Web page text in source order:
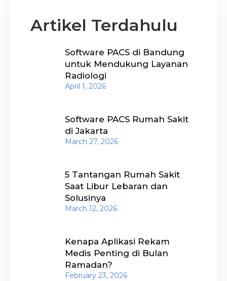
Artikel Terdahulu
Software PACS di Bandung
untuk Mendukung Layanan
Radiologi
April 1, 2026
Software PACS Rumah Sakit
di Jakarta
March 27, 2026
5 Tantangan Rumah Sakit
Saat Libur Lebaran dan
Solusinya
March 12, 2026
Kenapa Aplikasi Rekam
Medis Penting di Bulan
Ramadan?
February 23, 2026